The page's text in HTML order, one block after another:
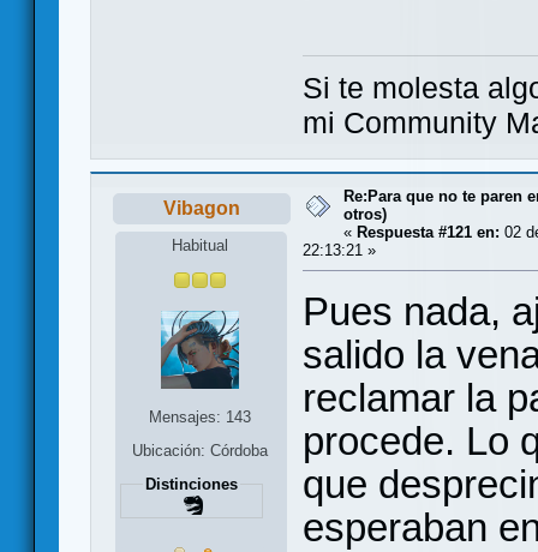
Si te molesta
mi Community
Vibagon
Habitual
Mensajes: 143
Ubicación: Córdoba
Distinciones
Re:Para que no te paren
otros)
« Respuesta #121 en: 02
22:13:21 »
Pues nada,
salido la
reclamar la
procede. Lo
que
esperaban